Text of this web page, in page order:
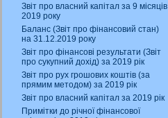
Звіт про власний капітал за 9 місяців
2019 року
Баланс (Звіт про фінансовий стан)
на 31.12.2019 року
Звіт про фінансові результати (Звіт
про сукупний дохід) за 2019 рік
Звіт про рух грошових коштів (за
прямим методом) за 2019 рік
Звіт про власний капітал за 2019 рік
Примітки до річної фінансової